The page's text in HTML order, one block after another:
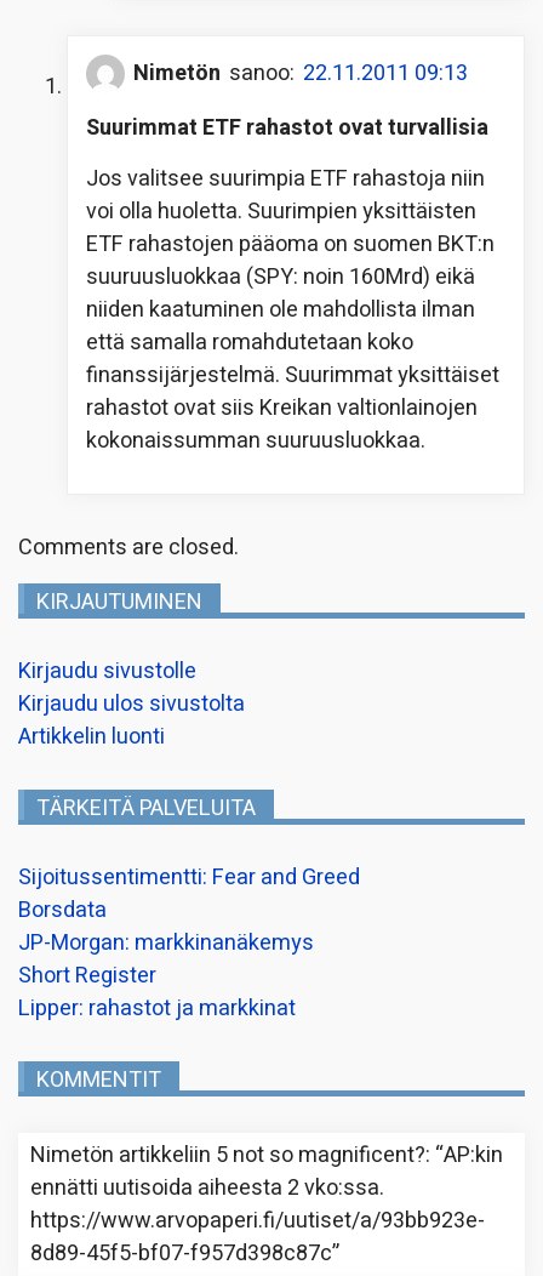
Nimetön sanoo: 22.11.2011 09:13
Suurimmat ETF rahastot ovat turvallisia
Jos valitsee suurimpia ETF rahastoja niin
voi olla huoletta. Suurimpien yksittäisten
ETF rahastojen pääoma on suomen BKT:n
suuruusluokkaa (SPY: noin 160Mrd) eikä
niiden kaatuminen ole mahdollista ilman
että samalla romahdutetaan koko
finanssijärjestelmä. Suurimmat yksittäiset
rahastot ovat siis Kreikan valtionlainojen
kokonaissumman suuruusluokkaa.
Comments are closed.
KIRJAUTUMINEN
Kirjaudu sivustolle
Kirjaudu ulos sivustolta
Artikkelin luonti
TÄRKEITÄ PALVELUITA
Sijoitussentimentti: Fear and Greed
Borsdata
JP-Morgan: markkinanäkemys
Short Register
Lipper: rahastot ja markkinat
KOMMENTIT
Nimetön artikkeliin 5 not so magnificent?: “AP:kin
ennätti uutisoida aiheesta 2 vko:ssa.
https://www.arvopaperi.fi/uutiset/a/93bb923e-
8d89-45f5-bf07-f957d398c87c”